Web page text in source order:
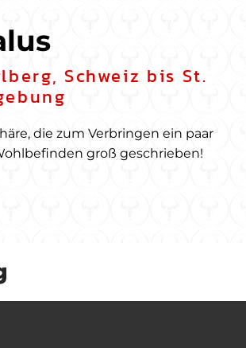
Schweiz bis St.
die zum Verbringen ein paar
groß geschrieben!